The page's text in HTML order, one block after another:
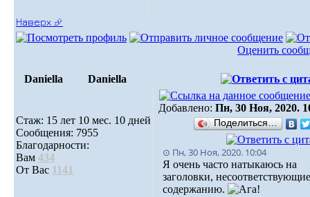
Наверх ⮵
Оценить
Daniella Daniella
Стаж: 15 лет 10 мес. 10 дней
Сообщения: 7955
Благодарности:
Вам 434
От Вас 1141
Добавлено: Пн, 30 Ноя, 2020.
Поделиться…
⊙ Пн, 30 Ноя, 2020. 10:04
Я очень часто натыкаюсь на
заголовки, несоответствующие
содержанию.